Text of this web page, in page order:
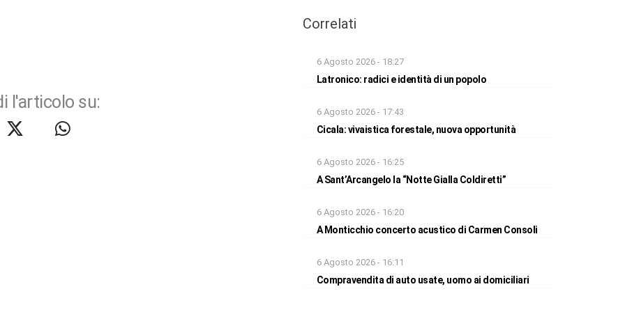
l'articolo su:
Correlati
6 Agosto 2026 - 18:27
Latronico: radici e identità di un popolo
6 Agosto 2026 - 17:43
Cicala: vivaistica forestale, nuova opportunità
6 Agosto 2026 - 16:25
A Sant’Arcangelo la “Notte Gialla Coldiretti”
6 Agosto 2026 - 16:20
A Monticchio concerto acustico di Carmen Consoli
6 Agosto 2026 - 16:11
Compravendita di auto usate, uomo ai domiciliari